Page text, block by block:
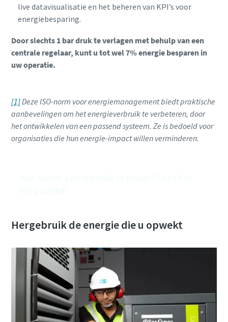
live datavisualisatie en het beheren van KPI’s voor
energiebesparing.
Door slechts 1 bar druk te verlagen met behulp van een
centrale regelaar, kunt u tot wel 7% energie besparen in
uw operatie.
[1]Deze ISO-norm voor energiemanagement biedt praktische
aanbevelingen om het energieverbruik te verbeteren, door
het ontwikkelen van een passend systeem. Ze is bedoeld voor
organisaties die hun energie-impact willen verminderen.
Hergebruik de energie die u opwekt